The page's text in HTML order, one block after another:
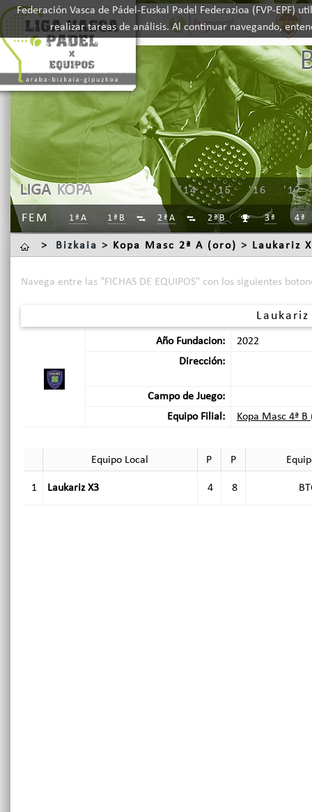
Federación Vasca de Pádel-Euskal Padel Federazioa (FVP-
realizar tareas de análisis. Al continuar navegando,
LIGA KOPA '17
'16
'15
'14
FEM 1ªA 1ªB  2ªA  2ªB  3ª 4ª
> Bizkaia > Kopa Masc 2ª A (oro) > Laukariz
Navega entre las "FICHAS DE EQUIPOS" con los siguientes
Laukariz
Año Fundacion:
2022
Dirección:
Campo de Juego:
Equipo Filial:
Kopa Masc 4ª
Equipo Local P P
1 Laukariz X3 4 8